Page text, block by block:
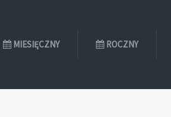
MIESIĘCZNY ROCZNY